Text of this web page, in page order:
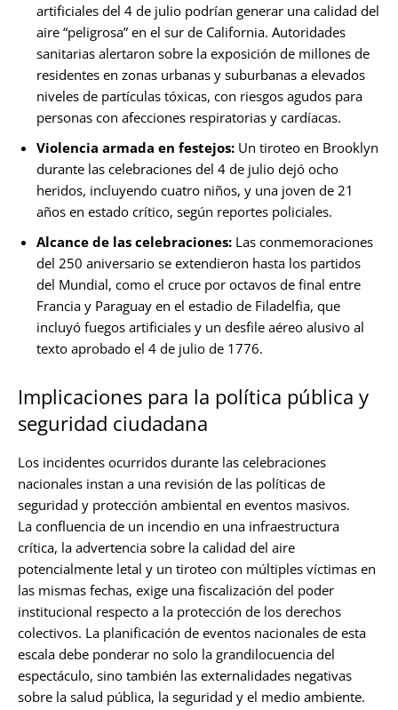
artificiales del 4 de julio podrían generar una calidad del
aire “peligrosa” en el sur de California. Autoridades
sanitarias alertaron sobre la exposición de millones de
residentes en zonas urbanas y suburbanas a elevados
niveles de partículas tóxicas, con riesgos agudos para
personas con afecciones respiratorias y cardíacas.
Violencia armada en festejos: Un tiroteo en Brooklyn
durante las celebraciones del 4 de julio dejó ocho
heridos, incluyendo cuatro niños, y una joven de 21
años en estado crítico, según reportes policiales.
Alcance de las celebraciones: Las conmemoraciones
del 250 aniversario se extendieron hasta los partidos
del Mundial, como el cruce por octavos de final entre
Francia y Paraguay en el estadio de Filadelfia, que
incluyó fuegos artificiales y un desfile aéreo alusivo al
texto aprobado el 4 de julio de 1776.
Implicaciones para la política pública y
seguridad ciudadana
Los incidentes ocurridos durante las celebraciones
nacionales instan a una revisión de las políticas de
seguridad y protección ambiental en eventos masivos.
La confluencia de un incendio en una infraestructura
crítica, la advertencia sobre la calidad del aire
potencialmente letal y un tiroteo con múltiples víctimas en
las mismas fechas, exige una fiscalización del poder
institucional respecto a la protección de los derechos
colectivos. La planificación de eventos nacionales de esta
escala debe ponderar no solo la grandilocuencia del
espectáculo, sino también las externalidades negativas
sobre la salud pública, la seguridad y el medio ambiente.